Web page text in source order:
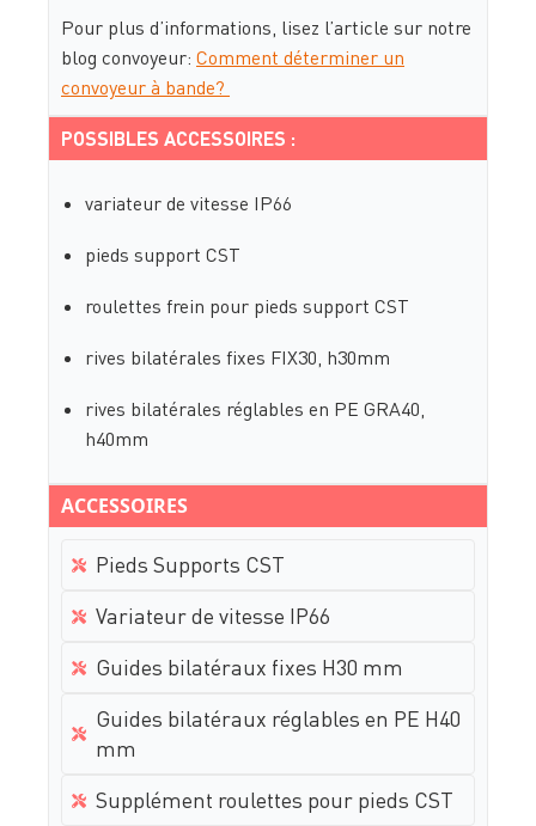
Pour plus d’informations, lisez l’article sur notre
blog convoyeur: Comment déterminer un
convoyeur à bande?
POSSIBLES ACCESSOIRES :
variateur de vitesse IP66
pieds support CST
roulettes frein pour pieds support CST
rives bilatérales fixes FIX30, h30mm
rives bilatérales réglables en PE GRA40,
h40mm
ACCESSOIRES
Pieds Supports CST
Variateur de vitesse IP66
Guides bilatéraux fixes H30 mm
Guides bilatéraux réglables en PE H40
mm
Supplément roulettes pour pieds CST